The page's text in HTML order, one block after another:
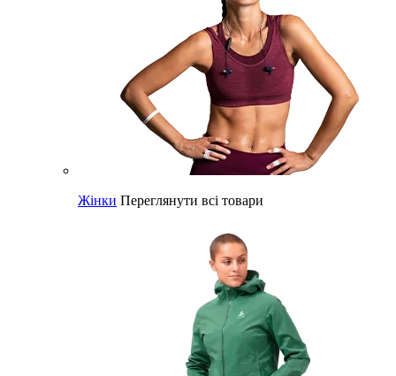
Жінки Переглянути всі товари